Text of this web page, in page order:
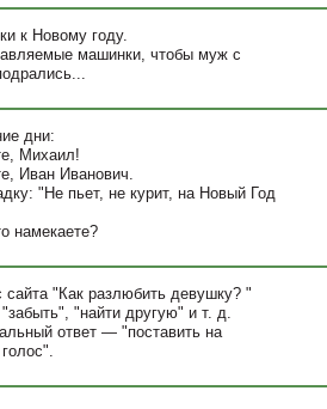
к Новому году.
машинки, чтобы муж с
дни:
Михаил!
Иван Иванович.
"Не пьет, не курит, на Новый Год
намекаете?
сайта "Как разлюбить девушку? "
"найти другую" и т. д.
ответ — "поставить на